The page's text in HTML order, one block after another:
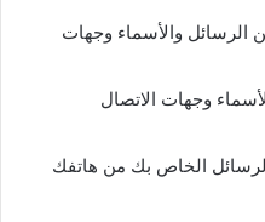
الرسائل والأسماء وجهات
وجهات الاتصال
الخاص بك من هاتفك